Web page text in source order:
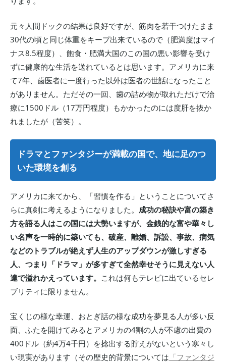
元々人間ドックの結果は良好ですが、筋肉を若干つけたまま
30代の頃と同じ体重をキープ出来ているので（肥満度はマイ
ナス8.5程度）、飽食・肥満大国のこの国の悪い影響を受け
ずに健康的な生活を送れているとは思います。アメリカに来
て7年、歯医者に一度行った以外は医者の世話になったこと
がありません。ただその一回、歯の詰め物が取れただけで治
療に1500ドル（17万円程度）もかかったのには度肝を抜か
れましたが（苦笑）。
ドラマとファンタジーが満載の国で、地に足のつ
いた環境を創る
アメリカに来てから、「習慣を作る」ということについてさ
らに真剣に考えるようになりました。 成功の秘訣や富の築き
方を語る人はこの国には大勢いますが、金銭的な富や華々し
い名声を一時的に築いても、破産、離婚、訴訟、事故、病気
などのトラブルが絶えず人生のアップダウンが激しすぎる
人、つまり「ドラマ」が多すぎて全然幸せそうに見えない人
達で溢れかえっています。 これは何もテレビに出ているセレ
ブリティに限りません。
宝くじの様な幸運、おとぎ話の様な成功を夢見る人が多い反
面、ふたを開けてみるとアメリカの4割の人が不慮の出費の
400ドル（約4万4千円）を捻出する貯えがないという寒々し
い現実があります（その歴史的背景については 「ファンタジ